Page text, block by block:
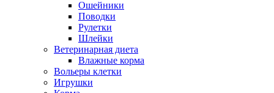
Ошейники
Поводки
Рулетки
Шлейки
Ветеринарная диета
Влажные корма
Вольеры клетки
Игрушки